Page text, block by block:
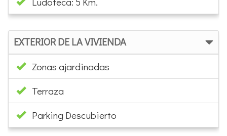
EXTERIOR DE LA VIVIENDA
Zonas ajardinadas
Terraza
Parking Descubierto